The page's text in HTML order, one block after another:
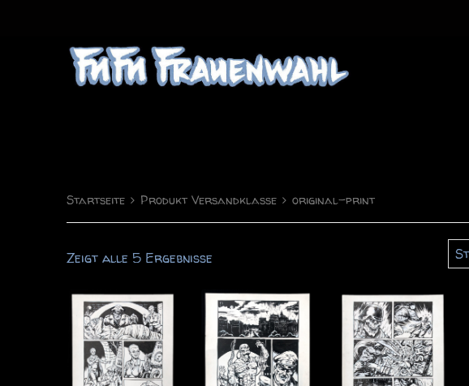
Startseite Produkt Versandklasse original-print
Zeigt alle 5 Ergebnisse